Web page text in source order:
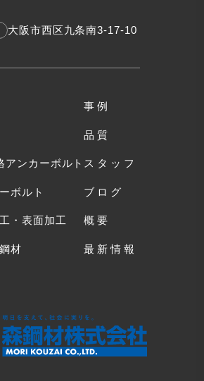
大阪市西区九条南3-17-10
アンカーボルト
ボルト
・表面加工
材
事例
品質
スタッフ
ブログ
概要
最新情報